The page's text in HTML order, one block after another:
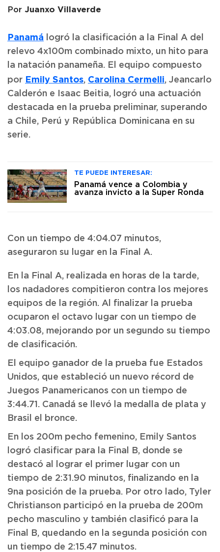
Por Juanxo Villaverde
Panamá logró la clasificación a la Final A del
relevo 4x100m combinado mixto, un hito para
la natación panameña. El equipo compuesto
por Emily Santos, Carolina Cermelli, Jeancarlo
Calderón e Isaac Beitia, logró una actuación
destacada en la prueba preliminar, superando
a Chile, Perú y República Dominicana en su
serie.
TE PUEDE INTERESAR:
Panamá vence a Colombia y
avanza invicto a la Super Ronda
Con un tiempo de 4:04.07 minutos,
aseguraron su lugar en la Final A.
En la Final A, realizada en horas de la tarde,
los nadadores compitieron contra los mejores
equipos de la región. Al finalizar la prueba
ocuparon el octavo lugar con un tiempo de
4:03.08, mejorando por un segundo su tiempo
de clasificación.
El equipo ganador de la prueba fue Estados
Unidos, que estableció un nuevo récord de
Juegos Panamericanos con un tiempo de
3:44.71. Canadá se llevó la medalla de plata y
Brasil el bronce.
En los 200m pecho femenino, Emily Santos
logró clasificar para la Final B, donde se
destacó al lograr el primer lugar con un
tiempo de 2:31.90 minutos, finalizando en la
9na posición de la prueba. Por otro lado, Tyler
Christianson participó en la prueba de 200m
pecho masculino y también clasificó para la
Final B, quedando en la segunda posición con
un tiempo de 2:15.47 minutos.